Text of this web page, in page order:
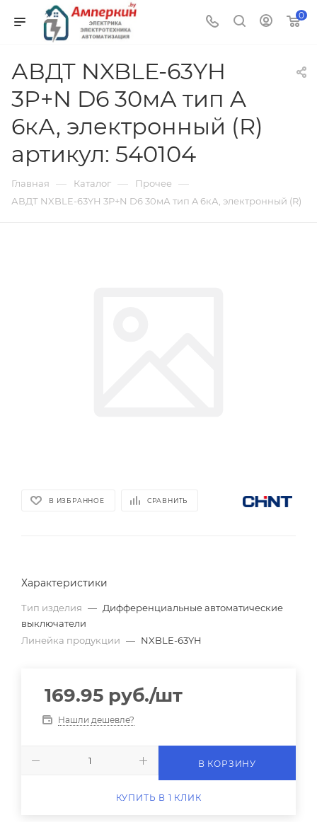
0
АВДТ NXBLE-63YH
3P+N D6 30мА тип A
6кА, электронный (R)
артикул: 540104
Главная — Каталог — Прочее —
АВДТ NXBLE-63YH 3P+N D6 30мА тип A 6кА, электронный (R)
В ИЗБРАННОЕ СРАВНИТЬ
Характеристики
Тип изделия — Дифференциальные автоматические
выключатели
Линейка продукции — NXBLE-63YH
169.95 руб./шт
Нашли дешевле?
В КОРЗИНУ
КУПИТЬ В 1 КЛИК